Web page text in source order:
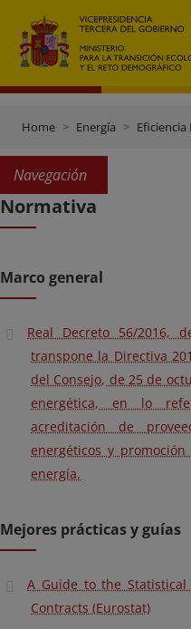
Home Energía Eficiencia
Navegación
Normativa
Marco general
Real Decreto 56/
transpone la Directiva
del Consejo, de 25 de
energética, en lo
acreditación de
energéticos y
energía.
Mejores prácticas y guías
A Guide to the Statistical
Contracts (Eurostat)